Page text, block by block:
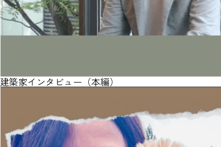
建築家インタビュー（本編）